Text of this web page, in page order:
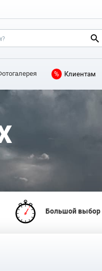
% Клиентам
Большой выбор